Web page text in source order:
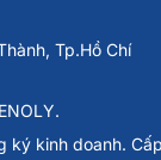
Tp.Hồ Chí
ký kinh doanh.